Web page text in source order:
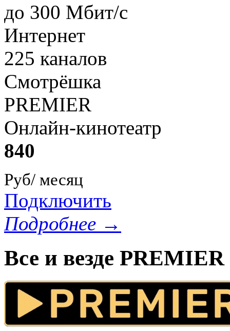
до 300 Мбит/с
Интернет
225 каналов
Смотрёшка
PREMIER
Онлайн-кинотеатр
840
Руб/ месяц
Подключить
Подробнее →
Все и везде